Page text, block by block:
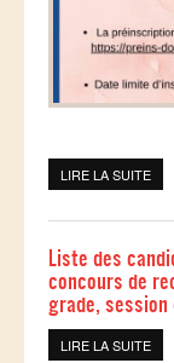
LIRE LA SUITE
Liste des
concours de
grade,
LIRE LA SUITE